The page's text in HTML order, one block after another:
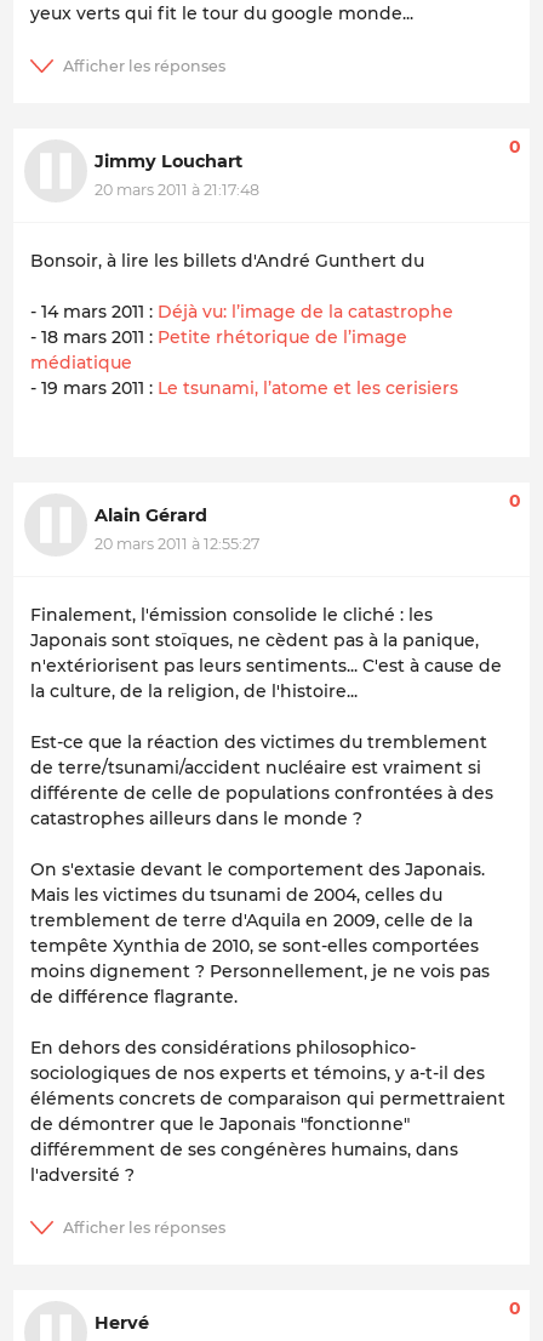
yeux verts qui fit le tour du google monde...
Jimmy Louchart
20 mars 2011 à 21:17:48
0
Bonsoir, à lire les billets d'André Gunthert du
- 14 mars 2011 : Déjà vu: l’image de la catastrophe
- 18 mars 2011 : Petite rhétorique de l’image
médiatique
- 19 mars 2011 : Le tsunami, l’atome et les cerisiers
Alain Gérard
20 mars 2011 à 12:55:27
0
Finalement, l'émission consolide le cliché : les
Japonais sont stoïques, ne cèdent pas à la panique,
n'extériorisent pas leurs sentiments... C'est à cause de
la culture, de la religion, de l'histoire...
Est-ce que la réaction des victimes du tremblement
de terre/tsunami/accident nucléaire est vraiment si
différente de celle de populations confrontées à des
catastrophes ailleurs dans le monde ?
On s'extasie devant le comportement des Japonais.
Mais les victimes du tsunami de 2004, celles du
tremblement de terre d'Aquila en 2009, celle de la
tempête Xynthia de 2010, se sont-elles comportées
moins dignement ? Personnellement, je ne vois pas
de différence flagrante.
En dehors des considérations philosophico-
sociologiques de nos experts et témoins, y a-t-il des
éléments concrets de comparaison qui permettraient
de démontrer que le Japonais "fonctionne"
différemment de ses congénères humains, dans
l'adversité ?
Hervé
0